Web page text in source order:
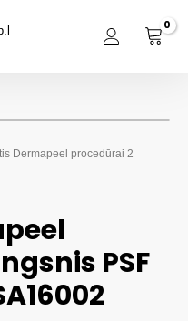
Dermapeel procedūrai 2
PSF